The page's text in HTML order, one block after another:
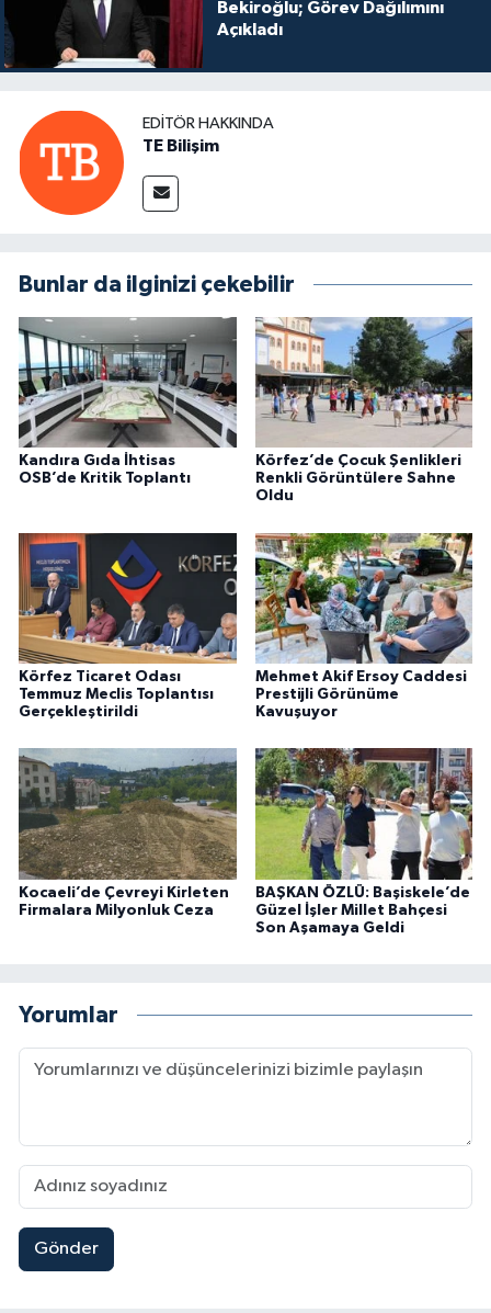
Bekiroğlu; Görev Dağılımını
Açıkladı
EDITÖR HAKKINDA
TE Bilişim
Bunlar da ilginizi çekebilir
Kandıra Gıda İhtisas
OSB’de Kritik Toplantı
Körfez’de Çocuk Şenlikleri
Renkli Görüntülere Sahne
Oldu
Körfez Ticaret Odası
Temmuz Meclis Toplantısı
Gerçekleştirildi
Mehmet Akif Ersoy Caddesi
Prestijli Görünüme
Kavuşuyor
Kocaeli’de Çevreyi Kirleten
Firmalara Milyonluk Ceza
BAŞKAN ÖZLÜ: Başiskele’de
Güzel İşler Millet Bahçesi
Son Aşamaya Geldi
Yorumlar
Gönder